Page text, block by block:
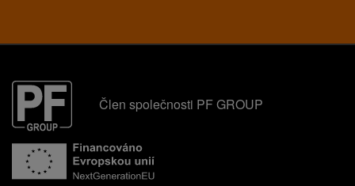
Člen společnosti PF GROUP